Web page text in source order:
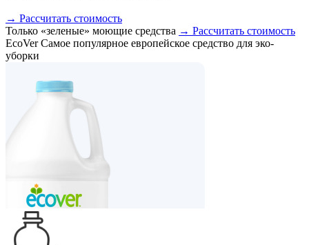
→ Рассчитать стоимость
Только «зеленые» моющие средства → Рассчитать стоимость
EcoVer Самое популярное европейское средство для эко-
уборки